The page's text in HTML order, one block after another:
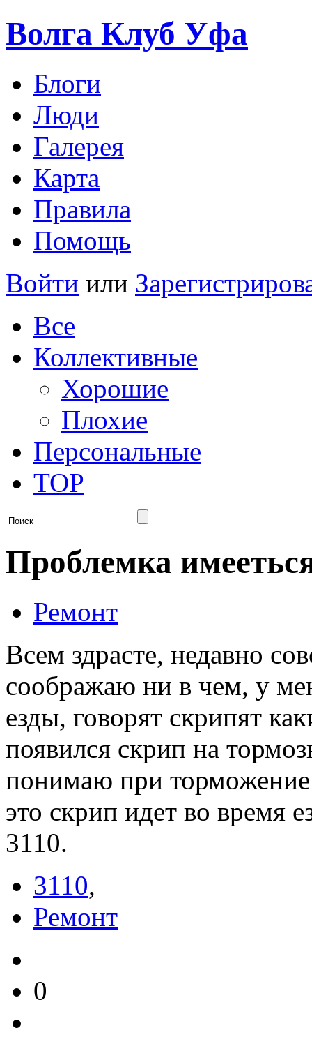
Волга Клуб Уфа
Блоги
Люди
Галерея
Карта
Правила
Помощь
Войти или
Все
Коллективные
Хорошие
Плохие
Персональные
TOP
Проблемка
Ремонт
Всем здрасте, недавно
соображаю ни в чем, у
езды, говорят скрипят
появился скрип на
понимаю при
это скрип идет во время
3110.
3110,
Ремонт
0